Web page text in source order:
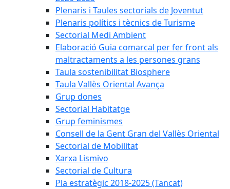
Plenaris i Taules sectorials de Joventut
Plenaris polítics i tècnics de Turisme
Sectorial Medi Ambient
Elaboració Guia comarcal per fer front als
maltractaments a les persones grans
Taula sostenibilitat Biosphere
Taula Vallès Oriental Avança
Grup dones
Sectorial Habitatge
Grup feminismes
Consell de la Gent Gran del Vallès Oriental
Sectorial de Mobilitat
Xarxa Lismivo
Sectorial de Cultura
Pla estratègic 2018-2025 (Tancat)